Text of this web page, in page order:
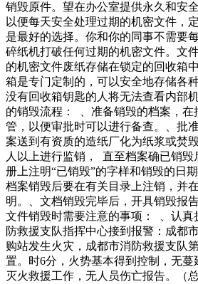
销毁原件。望在办公室提供永久和安
以便每天安全处理过期的机密文件，
是最好的选择。你和你的同事不需要
碎纸机打破任何过期的机密文件。文
的机密文件废纸存储在锁定的回收箱
箱是专门定制的，可以安全地存储各
没有回收箱钥匙的人将无法查看内部
的销毁流程： 、准备销毁的档案，在
管，以便审批时可以进行备查。、批
案送到有资质的造纸厂化为纸浆或焚
人以上进行监销， 直至档案确已销
册上注明“已销毁”的字样和销毁的日
档案销毁后要在有关目录上注销，并
明。、文档销毁完毕后，开具销毁报
文件销毁时需要注意的事项： 、认真
防救援支队指挥中心接到报警：成都
购站发生火灾，成都市消防救援支队
置。时6分，火势基本得到控制，无
灭火救援工作，无人员伤亡报告。（